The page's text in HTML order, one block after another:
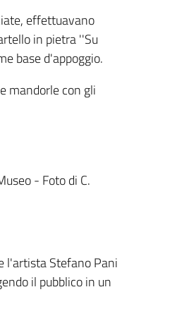
effettuavano
in pietra ''Su
base d'appoggio.
mandorle con gli
- Foto di C.
l'artista Stefano Pani
il pubblico in un